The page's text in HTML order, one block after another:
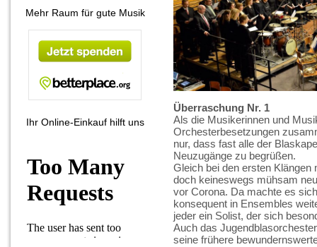
Mehr Raum für gute Musik
Ihr Online-Einkauf hilft uns
Überraschung Nr. 1
Als die Musikerinnen und
Orchesterbesetzungen
nur, dass fast alle der
Neuzugänge zu begrüßen.
Gleich bei den ersten
doch keineswegs mühsam
vor Corona. Da machte es
konsequent in Ensembles
jeder ein Solist, der sich
Auch das
seine frühere